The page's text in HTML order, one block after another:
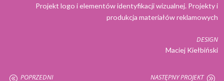
Projekt logo i elementów identyfikacji wizualnej. Projekty i
produkcja materiałów reklamowych
DESIGN
Maciej Kiełbiński
@ POPRZEDNI NASTĘPNY PROJEKT A